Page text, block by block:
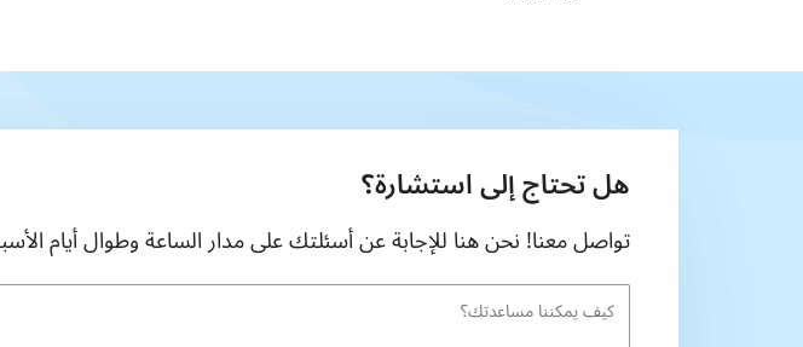
هل تحتاج إلى استشارة؟
تواصل معنا! نحن هنا للإجابة عن أسئلتك على مدار الساعة وطوال أيام